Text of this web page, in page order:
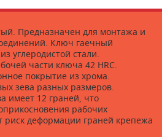
Предназначен для монтажа и
Ключ гаечный
углеродистой стали.
части ключа 42 HRC.
покрытие из хрома.
зева разных размеров.
имеет 12 граней, что
рабочих
риск деформации граней крепежа